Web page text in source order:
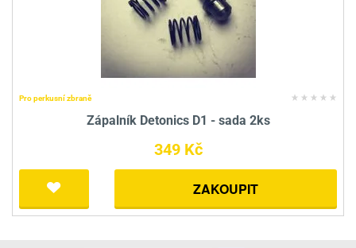
Pro perkusní zbraně
Zápalník Detonics D1 - sada 2ks
349 Kč
ZAKOUPIT